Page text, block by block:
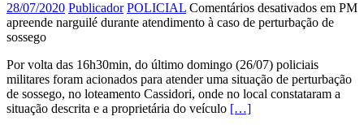
28/07/2020 Publicador POLICIAL Comentários desativados em PM
apreende narguilé durante atendimento à caso de perturbação de
sossego
Por volta das 16h30min, do último domingo (26/07) policiais
militares foram acionados para atender uma situação de perturbação
de sossego, no loteamento Cassidori, onde no local constataram a
situação descrita e a proprietária do veículo […]